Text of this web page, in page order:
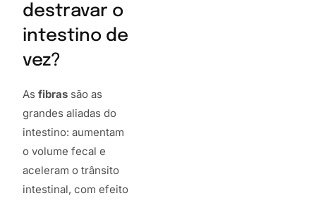
destravar o
intestino de
vez?
Asfibras são as
grandes aliadas do
intestino: aumentam
o volume fecal e
aceleram o trânsito
intestinal, com efeito